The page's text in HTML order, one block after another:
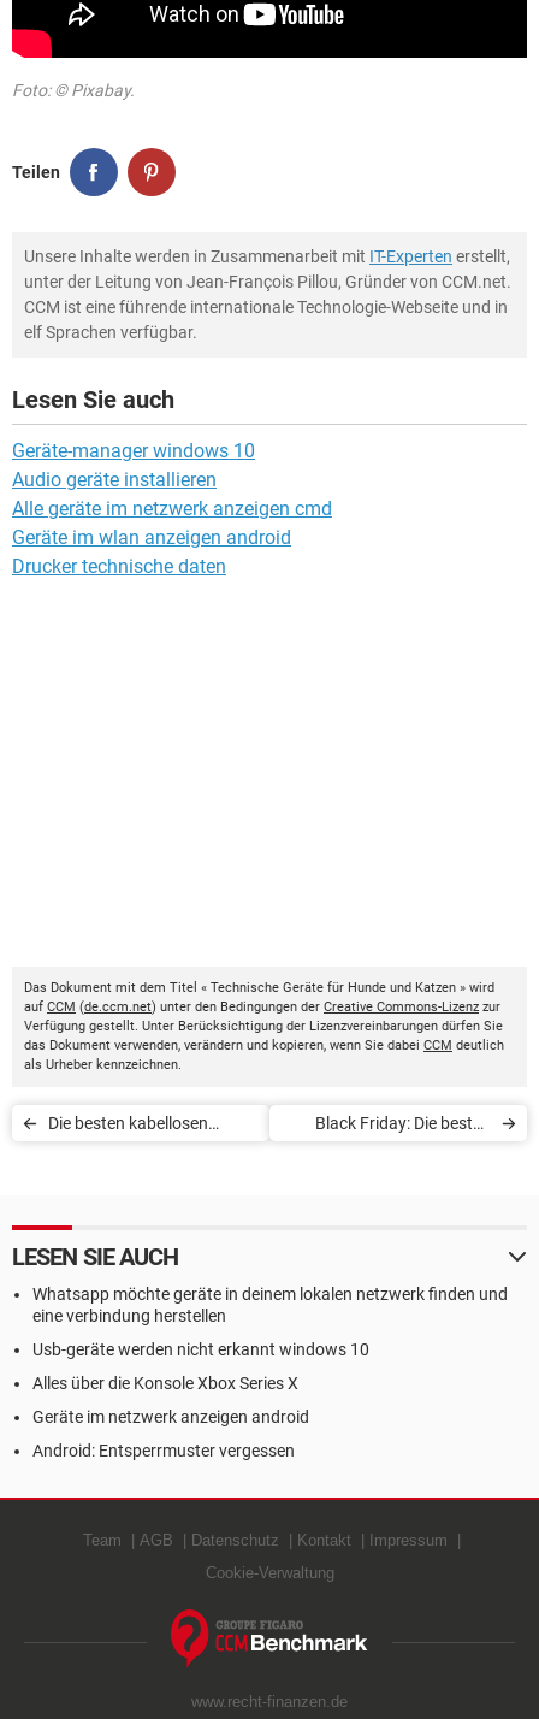
Foto: © Pixabay.
Teilen
Unsere Inhalte werden in Zusammenarbeit mit IT-Experten erstellt,
unter der Leitung von Jean-François Pillou, Gründer von CCM.net.
CCM ist eine führende internationale Technologie-Webseite und in
elf Sprachen verfügbar.
Lesen Sie auch
Geräte-manager windows 10
Audio geräte installieren
Alle geräte im netzwerk anzeigen cmd
Geräte im wlan anzeigen android
Drucker technische daten
Das Dokument mit dem Titel « Technische Geräte für Hunde und Katzen » wird
auf CCM (de.ccm.net) unter den Bedingungen der Creative Commons-Lizenz zur
Verfügung gestellt. Unter Berücksichtigung der Lizenzvereinbarungen dürfen Sie
das Dokument verwenden, verändern und kopieren, wenn Sie dabei CCM deutlich
als Urheber kennzeichnen.
Die besten kabellosen
Black Friday: Die besten
LESEN SIE AUCH
Whatsapp möchte geräte in deinem lokalen netzwerk finden und
eine verbindung herstellen
Usb-geräte werden nicht erkannt windows 10
Alles über die Konsole Xbox Series X
Geräte im netzwerk anzeigen android
Android: Entsperrmuster vergessen
Team AGB Datenschutz Kontakt
Impressum
Cookie-Verwaltung
www.recht-finanzen.de